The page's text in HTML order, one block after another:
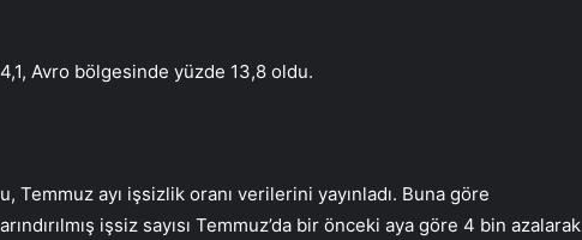
Avro bölgesinde yüzde 13,8 oldu.
Temmuz ayı işsizlik oranı verilerini yayınladı. Buna göre
işsiz sayısı Temmuz’da bir önceki aya göre 4 bin azalarak